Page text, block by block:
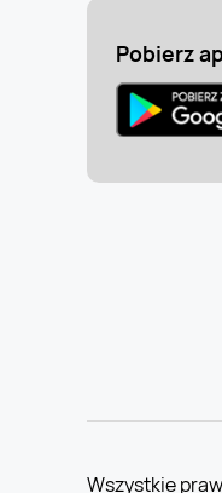
Pobierz
Wszystkie